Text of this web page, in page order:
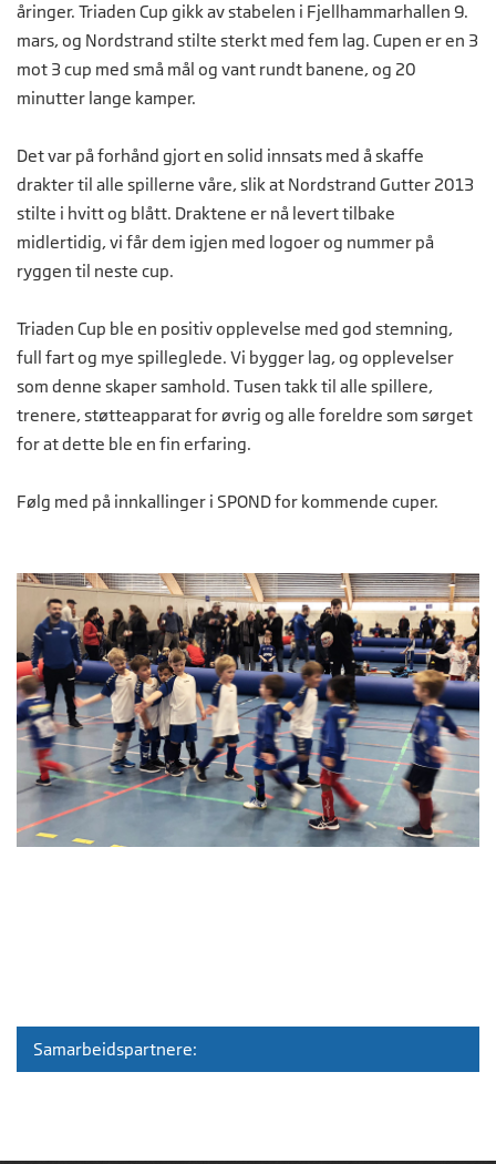
åringer. Triaden Cup gikk av stabelen i Fjellhammarhallen 9.
mars, og Nordstrand stilte sterkt med fem lag. Cupen er en 3
mot 3 cup med små mål og vant rundt banene, og 20
minutter lange kamper.
Det var på forhånd gjort en solid innsats med å skaffe
drakter til alle spillerne våre, slik at Nordstrand Gutter 2013
stilte i hvitt og blått. Draktene er nå levert tilbake
midlertidig, vi får dem igjen med logoer og nummer på
ryggen til neste cup.
Triaden Cup ble en positiv opplevelse med god stemning,
full fart og mye spilleglede. Vi bygger lag, og opplevelser
som denne skaper samhold. Tusen takk til alle spillere,
trenere, støtteapparat for øvrig og alle foreldre som sørget
for at dette ble en fin erfaring.
Følg med på innkallinger i SPOND for kommende cuper.
Samarbeidspartnere: